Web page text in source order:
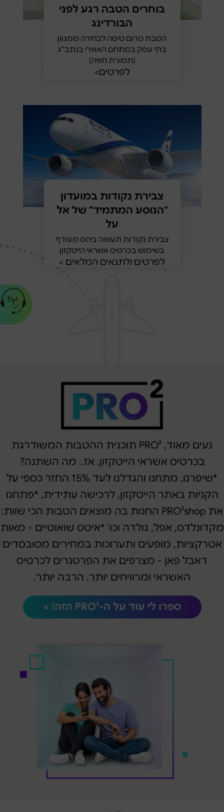
בוחרים הטבה רגע לפני
הבורדינג
הטבת טרום טיסה לבחירה ממגוון
בתי עסק במתחם האווירי בנתב״ג
(תמורת חוויה)
לפרטים>
צבירת נקודות במועדון
"הנוסע המתמיד" של אל
על
צבירת נקודות תעופה ביחס מעודף
בשימוש בכרטיס אשראי הייטקזון
לפרטים ולתנאים המלאים >
נעים מאוד, PRO² תוכנית ההטבות המשודרגת
בכרטיס אשראי הייטקזון. אז.. מה השתנה?
*שיפרנו, מתחנו והגדלנו לעד 15% החזר כספי על
הקניות באתר הייטקזון, לרכישה עתידית, *פתחנו
את PRO²shop החנות בה מוצאים הטבות הכי שוות:
מקדונלדס, אפל, גולדה וכו' *איטס שואוטיים - מאות
אטרקציות, מופעים ותערוכות במחירים מסובסדים
דאבל פאן - מצרפים את הפרטנרים לכרטיס
האשראי ומרוויחים יותר. הרבה יותר.
ספרו לי עוד על ה-PRO² הזה! >